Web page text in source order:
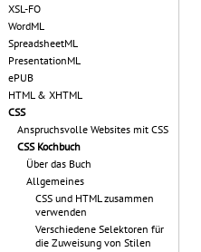
XSL-FO
WordML
SpreadsheetML
PresentationML
ePUB
HTML & XHTML
CSS
Anspruchsvolle Websites mit CSS
CSS Kochbuch
Über das Buch
Allgemeines
CSS und HTML zusammen
verwenden
Verschiedene Selektoren für
die Zuweisung von Stilen